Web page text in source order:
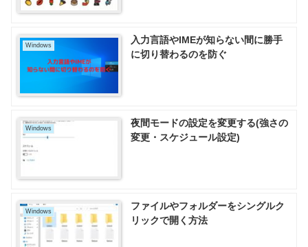
Windows
入力言語やIMEが知らない間に勝手
に切り替わるのを防ぐ
Windows
夜間モードの設定を変更する(強さの
変更・スケジュール設定)
Windows
ファイルやフォルダーをシングルク
リックで開く方法